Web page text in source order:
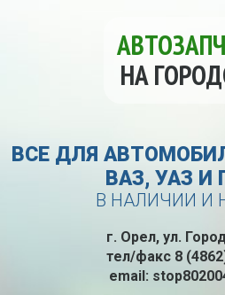
НА
ВСЕ ДЛЯ
ВАЗ, УАЗ И
В НАЛИЧИИ И
г. Орел, ул.
тел/факс 8
email: